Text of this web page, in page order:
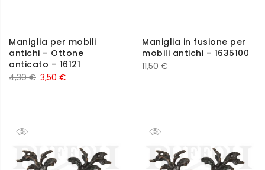
Maniglia per mobili
antichi – Ottone
anticato – 16121
4,30€ 3,50 €
Maniglia in fusione per
mobili antichi – 1635100
11,50 €